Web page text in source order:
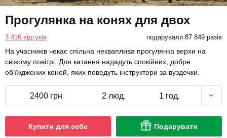
Прогулянка на конях для двох
3 416 відгуків подарували 87 849 разів
На учасників чекає спільна некваплива прогулянка верхи на
свіжому повітрі. Для катання нададуть спокійних, добре
об'їжджених коней, яких поведуть інструктори за вуздечки.
2400 грн 2 люд. 1 год.
Купити для себе Подарувати